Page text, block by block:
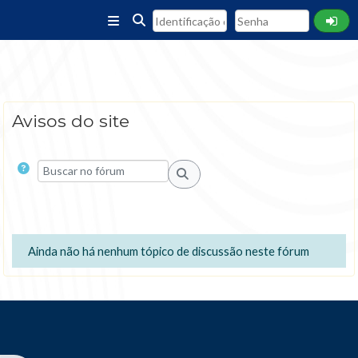
Painel lateral
Alternar entrada de pesquisa
Avisos do site
Condições de conclusão
Buscar no fórum
Buscar no fórum
Ainda não há nenhum tópico de discussão neste fórum